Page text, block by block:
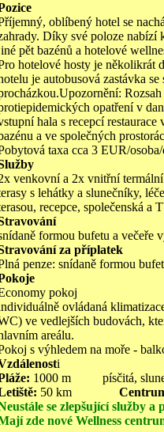
oblíbený hotel se
Díky své poloze nabízí
pět bazénů a hotelové
hotelové hosty je několikrát
je autobusová zastávka
opatření v
hala s recepcí
a ve společných
taxa cca 3 EUR/
venkovní a 2x vnitřní termální
s lehátky a slunečníky,
recepce, společenská a
formou bufetu a večeře
za příplatek
penze: snídaně formou
pokoj
ovládaná
ve vedlejších budovách,
areálu.
s výhledem na moře -
i
1000 m písčitá,
50 km
se zlepšující služby
zde nové Wellness